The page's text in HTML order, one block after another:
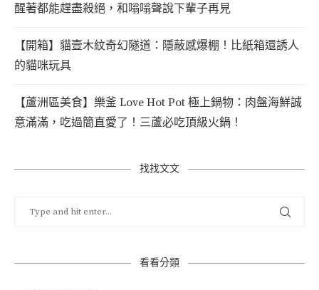
醒著都能趕盡殺絕，和嗡嗡聲說下輩子再見
【開箱】貓壹木紋奇幻隧道：隱蔽感爆棚！比紙箱還誘人
的貓咪玩具
【蘆洲區美食】樂釜 Love Hot Pot 極上鍋物：肉盤海鮮誠
意滿滿，吃過簡直愛了！三蘆必吃頂級火鍋！
找找文文
看看分類